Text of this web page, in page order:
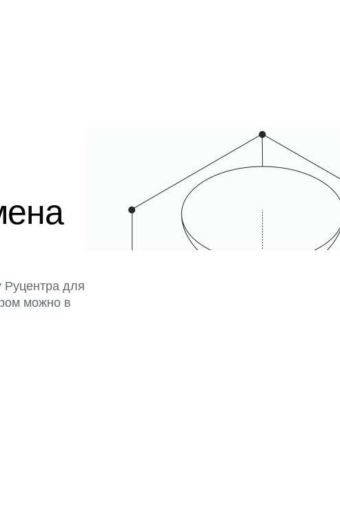
Руцентра для
можно в